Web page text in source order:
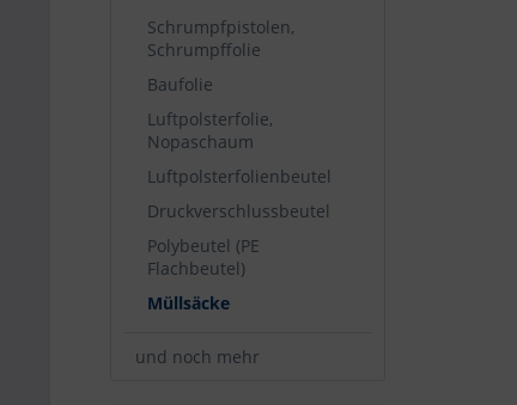
Schrumpfpistolen,
Schrumpffolie
Baufolie
Luftpolsterfolie,
Nopaschaum
Luftpolsterfolienbeutel
Druckverschlussbeutel
Polybeutel (PE
Flachbeutel)
Müllsäcke
und noch mehr